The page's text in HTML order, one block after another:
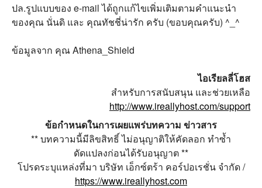
ปล.รูปแบบของ e-mail ได้ถูกแก้ไขเพิ่มเติมตามคำแนะนำ
ของคุณ นั่นดิ และ คุณทัชชี่น่ารัก ครับ (ขอบคุณครับ) ^_^
ข้อมูลจาก คุณ Athena_Shield
ไอเรียลลี่โฮส
สำหรับการสนับสนุน และช่วยเหลือ
http://www.ireallyhost.com/support
ข้อกำหนดในการเผยแพร่บทความ ข่าวสาร
** บทความนี้มีลิขสิทธิ์ ไม่อนุญาติให้คัดลอก ทำซ้ำ
ดัดแปลงก่อนได้รับอนุญาต **
โปรดระบุแหล่งที่มา บริษัท เอ็กซ์ตร้า คอร์ปอเรชั่น จำกัด /
https://www.ireallyhost.com